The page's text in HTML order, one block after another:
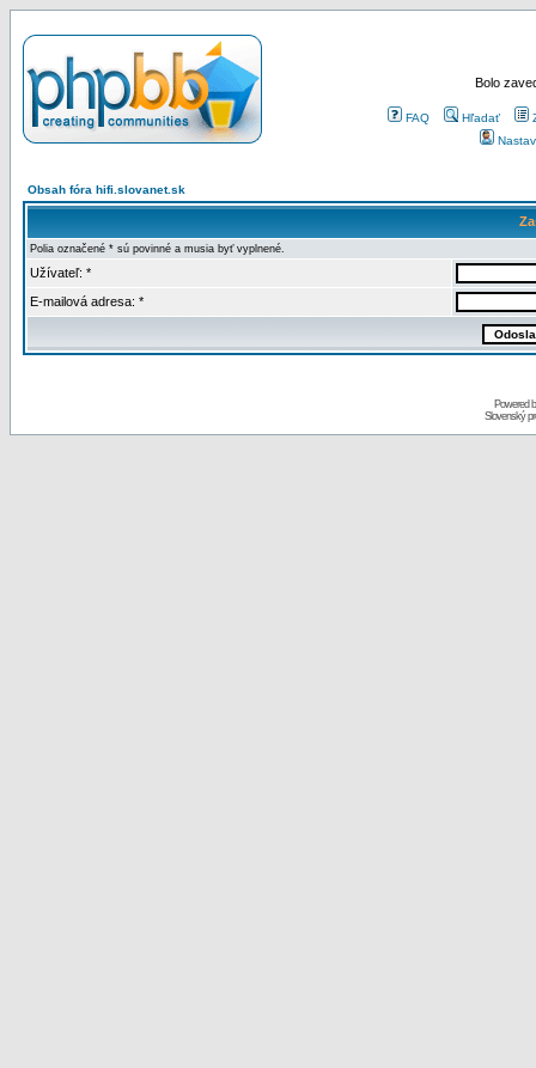
Bolo
FAQ Hľadať
Obsah fóra hifi.slovanet.sk
Polia označené * sú povinné a musia byť vyplnené.
Užívateľ: *
E-mailová adresa: *
Powered
Slovenský